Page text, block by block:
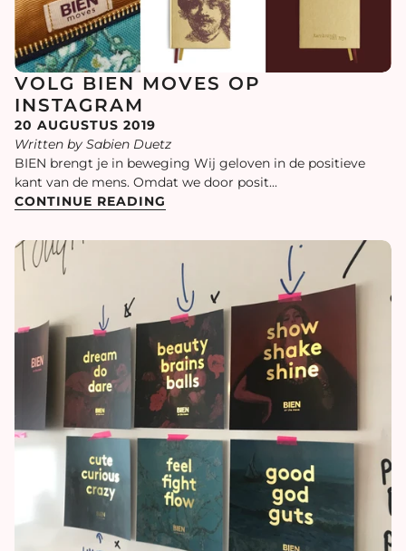
VOLG BIEN MOVES OP
INSTAGRAM
20 AUGUSTUS 2019
Written by Sabien Duetz
BIEN brengt je in beweging Wij geloven in de positieve
kant van de mens. Omdat we door posit...
CONTINUE READING